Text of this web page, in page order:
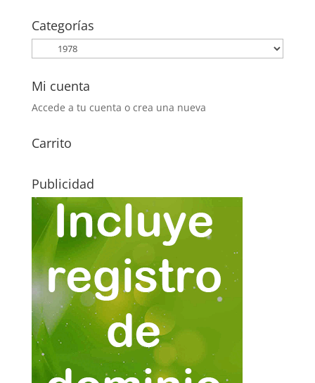
era:
0,20€.
es:
0,10€.
Categorías
Mi cuenta
Accede a tu cuenta o crea una nueva
Carrito
Publicidad